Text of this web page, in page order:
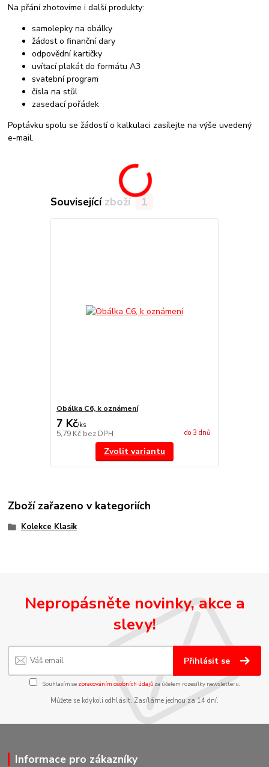
Na přání zhotovíme i další produkty:
samolepky na obálky
žádost o finanční dary
odpovědní kartičky
uvítací plakát do formátu A3
svatební program
čísla na stůl
zasedací pořádek
Poptávku spolu se žádostí o kalkulaci zasílejte na výše uvedený
e-mail.
Související zboží 1
Obálka C6, k oznámení
7 Kč/ks
5,79 Kč bez DPH do 3 dnů
Zvolit variantu
Zboží zařazeno v kategoriích
Kolekce Klasik
Nepropásněte novinky, akce a
slevy!
Přihlásit se
Souhlasím se zpracováním osobních údajůza účelem rozesílky newsletteru.
Můžete se kdykoli odhlásit. Zasíláme jednou za 14 dní.
Informace pro zákazníky